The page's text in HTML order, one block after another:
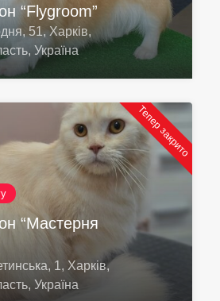
“Flygroom”
51, Харків,
Україна
Тепер закрито
“Мастерня
1, Харків,
Україна